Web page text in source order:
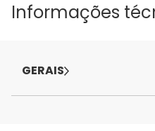
Informações
GERAIS